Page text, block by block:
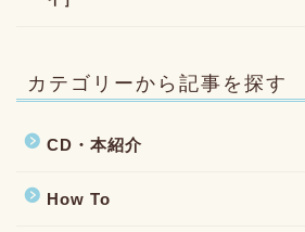
カテゴリーから記事を探す
CD・本紹介
How To